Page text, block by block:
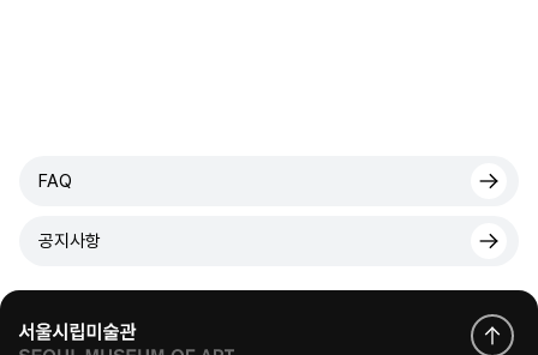
FAQ
공지사항